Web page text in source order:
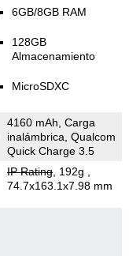
6GB/8GB RAM
128GB
Almacenamiento
MicroSDXC
4160 mAh, Carga
inalámbrica, Qualcom
Quick Charge 3.5
IP Rating, 192g
74.7x163.1x7.98 mm